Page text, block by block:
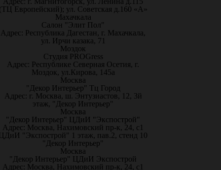
Европейский); ул. Советская д.160 «А»
Махачкала
Салон "Элит Пол"
Адрес: Республика Дагестан, г. Махачкала,
ул. Ирчи казака, 71
Моздок
Студия PROGress
Адрес: Республике Северная Осетия, г.
Моздок, ул.Кирова, 145а
Москва
"Декор Интерьер" Тц Город
Адрес: г. Москва, ш. Энтузиастов, 12, 3й
этаж, "Декор Интерьер"
Москва
"Декор Интерьер" ЦДиИ "Экспострой"
Адрес: Москва, Нахимовский пр-к, 24, с1
"Экспострой" 1 этаж, пав.2, стенд 10
"Декор Интерьер"
Москва
"Декор Интерьер" ЦДиИ Экспострой
Адрес: Москва, Нахимовский пр-к, 24, с1